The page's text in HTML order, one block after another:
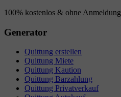
100% kostenlos & ohne Anmeldung
Generator
Quittung erstellen
Quittung Miete
Quittung Kaution
Quittung Barzahlung
Quittung Privatverkauf